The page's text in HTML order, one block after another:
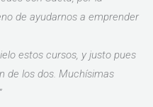
de ayudarnos a emprender
estos cursos, y justo pues
de los dos. Muchísimas